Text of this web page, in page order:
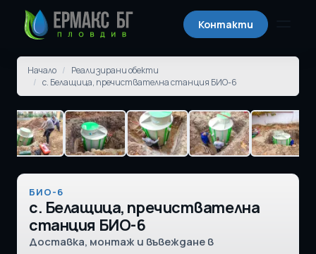
Контакти
Начало / Реализирани обекти
/ с. Белащица, пречиствателна станция БИО-6
БИО-6
с. Белащица, пречиствателна
станция БИО-6
Доставка, монтаж и въвеждане в